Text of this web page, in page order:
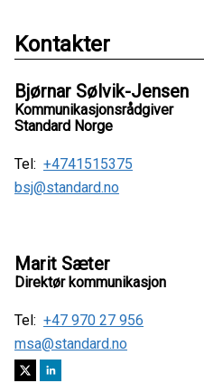
Kontakter
Bjørnar Sølvik-Jensen
Kommunikasjonsrådgiver
Standard Norge
Tel: +4741515375
bsj@standard.no
Marit Sæter
Direktør kommunikasjon
Tel: +47 970 27 956
msa@standard.no